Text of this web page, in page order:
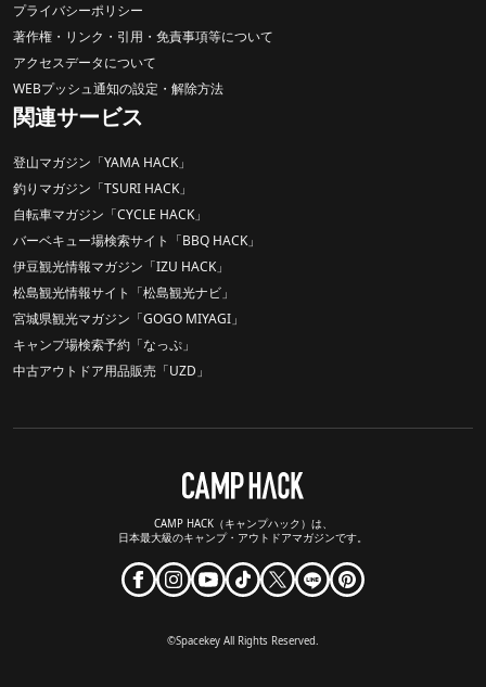
プライバシーポリシー
著作権・リンク・引用・免責事項等について
アクセスデータについて
WEBプッシュ通知の設定・解除方法
関連サービス
登山マガジン「YAMA HACK」
釣りマガジン「TSURI HACK」
自転車マガジン「CYCLE HACK」
バーベキュー場検索サイト「BBQ HACK」
伊豆観光情報マガジン「IZU HACK」
松島観光情報サイト「松島観光ナビ」
宮城県観光マガジン「GOGO MIYAGI」
キャンプ場検索予約「なっぷ」
中古アウトドア用品販売「UZD」
CAMP HACK（キャンプハック）は、
日本最大級のキャンプ・アウトドアマガジンです。
©Spacekey All Rights Reserved.